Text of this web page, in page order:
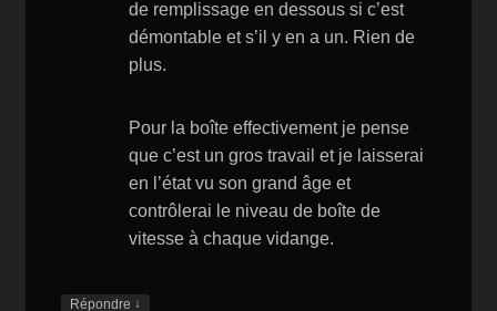
de remplissage en dessous si c’est
démontable et s’il y en a un. Rien de
plus.
Pour la boîte effectivement je pense
que c’est un gros travail et je laisserai
en l’état vu son grand âge et
contrôlerai le niveau de boîte de
vitesse à chaque vidange.
Répondre ↓